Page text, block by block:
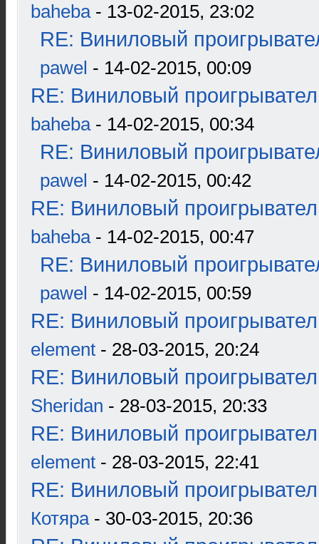
baheba- 13-02-2015, 23:02
RE: Виниловый
pawel - 14-02-2015, 00:09
RE: Виниловый
baheba- 14-02-2015, 00:34
RE: Виниловый
pawel - 14-02-2015, 00:42
RE: Виниловый
baheba- 14-02-2015, 00:47
RE: Виниловый
pawel - 14-02-2015, 00:59
RE: Виниловый
element - 28-03-2015, 20:24
RE: Виниловый
Sheridan - 28-03-2015, 20:33
RE: Виниловый
element - 28-03-2015, 22:41
RE: Виниловый
Котяра- 30-03-2015, 20:36